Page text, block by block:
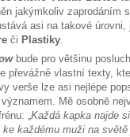
jakýmkoliv zaprodáním
asi na takové
či Plastiky.
bude pro většinu
převážně vlastní texty,
verše lze asi nejlépe
Mě osobně
„Každá kapka najde
každému muži na